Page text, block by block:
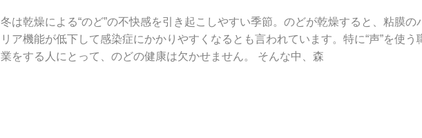
冬は乾燥による“のど”の不快感を引き起こしやすい季節。のどが乾燥すると、粘膜の
リア機能が低下して感染症にかかりやすくなるとも言われています。特に“声”を使う
業をする人にとって、のどの健康は欠かせません。 そんな中、森